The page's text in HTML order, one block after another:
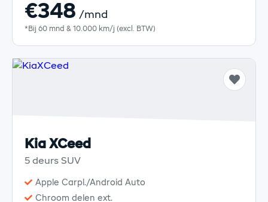
€348 /mnd
*Bij 60 mnd & 10.000 km/j (excl. BTW)
Kia XCeed
5 deurs SUV
Apple Carpl./Android Auto
Chroom delen ext.